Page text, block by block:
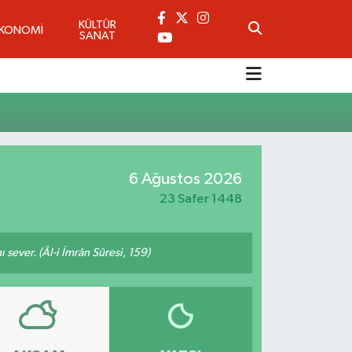
KÜLTÜR
SANAT
6 Ağustos 2026
23 Safer 1448
sever. (Âl-i İmrân Sûresi, 159)